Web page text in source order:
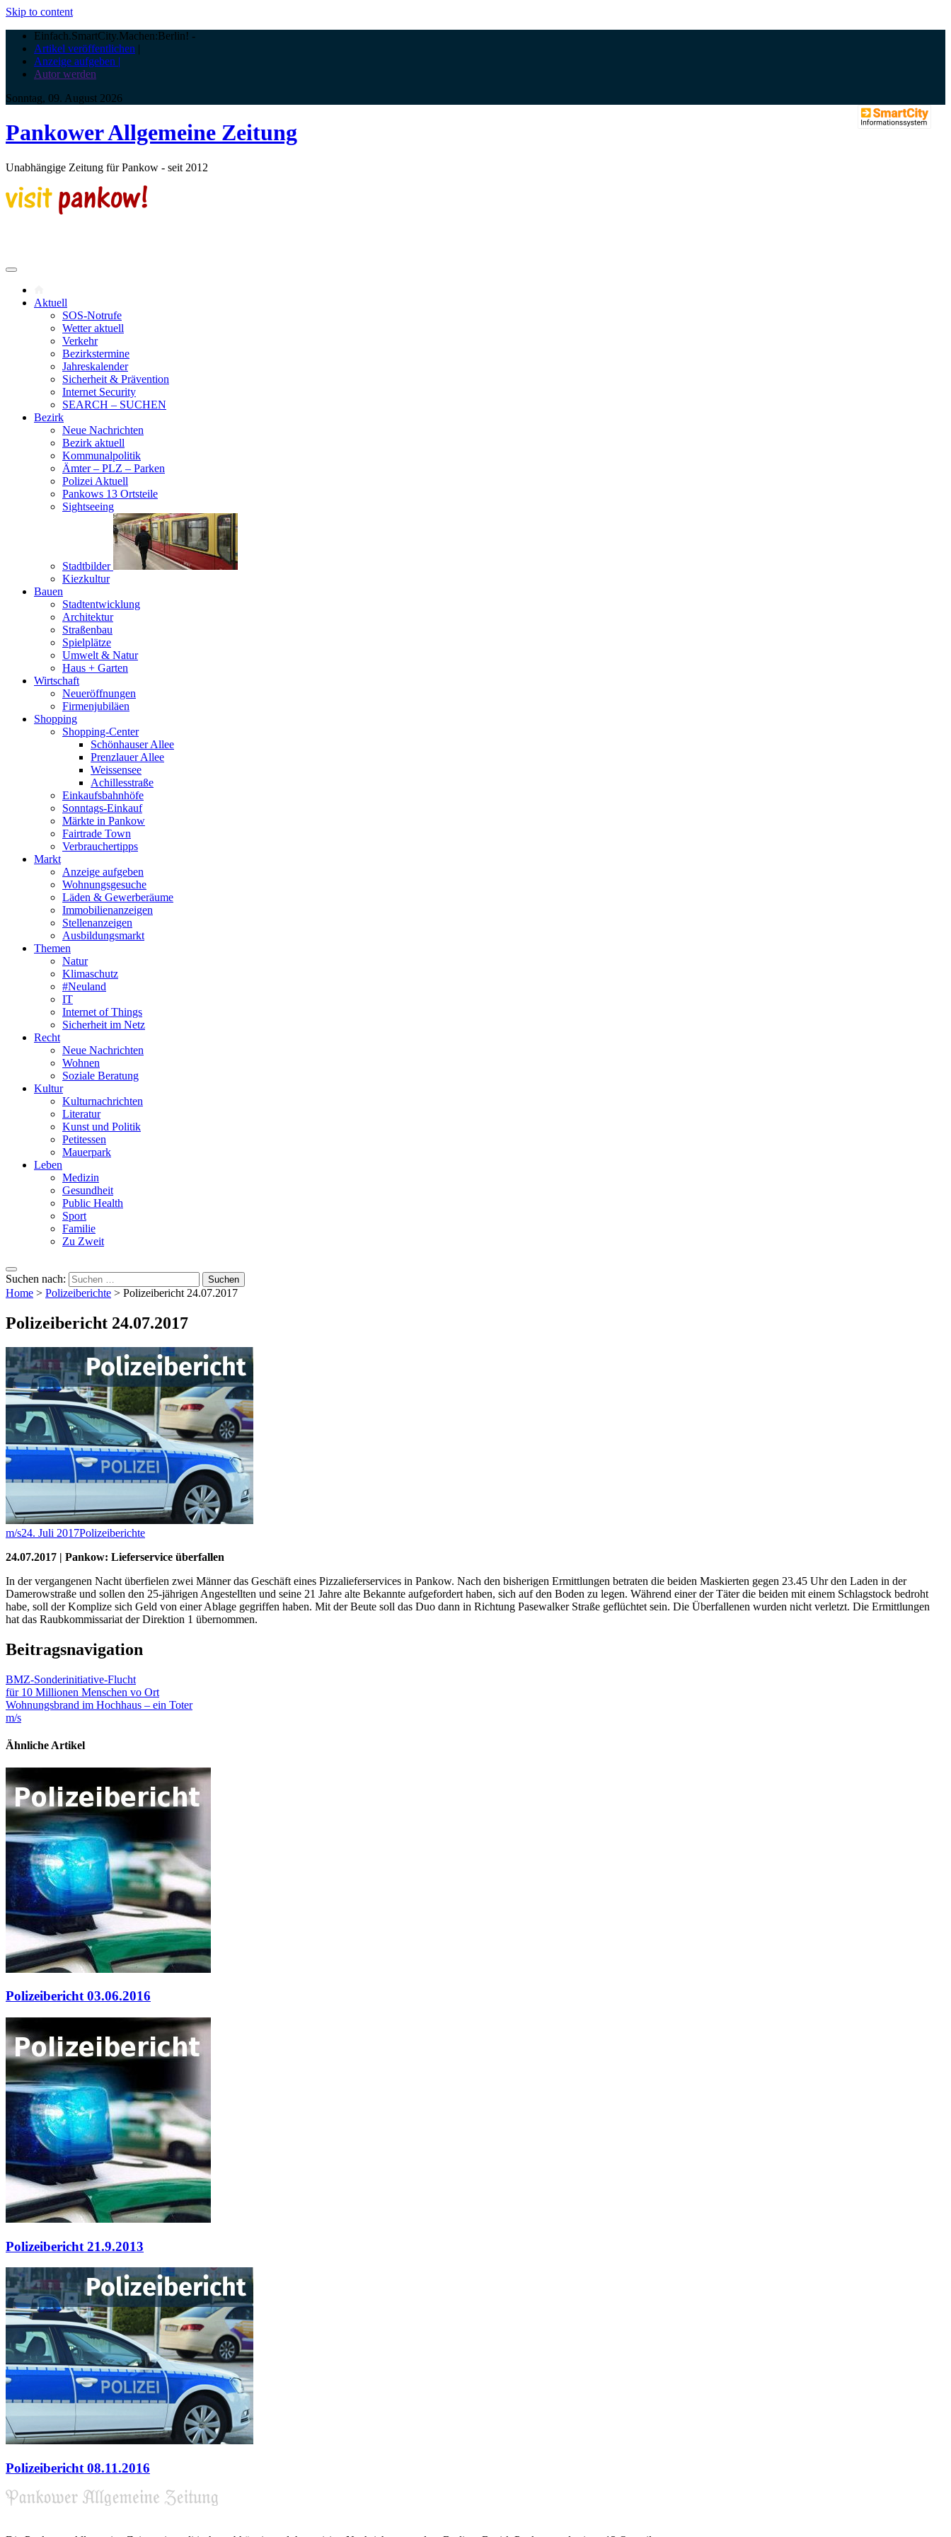
Skip to content
Einfach.SmartCity.Machen:Berlin! -
Artikel veröffentlichen |
Anzeige aufgeben |
Autor werden
Sonntag, 09. August 2026
Pankower Allgemeine Zeitung
Unabhängige Zeitung für Pankow - seit 2012
Aktuell
SOS-Notrufe
Wetter aktuell
Verkehr
Bezirkstermine
Jahreskalender
Sicherheit & Prävention
Internet Security
SEARCH – SUCHEN
Bezirk
Neue Nachrichten
Bezirk aktuell
Kommunalpolitik
Ämter – PLZ – Parken
Polizei Aktuell
Pankows 13 Ortsteile
Sightseeing
Stadtbilder
Kiezkultur
Bauen
Stadtentwicklung
Architektur
Straßenbau
Spielplätze
Umwelt & Natur
Haus + Garten
Wirtschaft
Neueröffnungen
Firmenjubiläen
Shopping
Shopping-Center
Schönhauser Allee
Prenzlauer Allee
Weissensee
Achillesstraße
Einkaufsbahnhöfe
Sonntags-Einkauf
Märkte in Pankow
Fairtrade Town
Verbrauchertipps
Markt
Anzeige aufgeben
Wohnungsgesuche
Läden & Gewerberäume
Immobilienanzeigen
Stellenanzeigen
Ausbildungsmarkt
Themen
Natur
Klimaschutz
#Neuland
IT
Internet of Things
Sicherheit im Netz
Recht
Neue Nachrichten
Wohnen
Soziale Beratung
Kultur
Kulturnachrichten
Literatur
Kunst und Politik
Petitessen
Mauerpark
Leben
Medizin
Gesundheit
Public Health
Sport
Familie
Zu Zweit
Suchen nach:
Home > Polizeiberichte > Polizeibericht 24.07.2017
Polizeibericht 24.07.2017
m/s24. Juli 2017Polizeiberichte
24.07.2017 | Pankow: Lieferservice überfallen
In der vergangenen Nacht überfielen zwei Männer das Geschäft eines Pizzalieferservices in Pankow. Nach den bisherigen Ermittlungen betraten die beiden Maskierten gegen 23.45 Uhr den Laden in der
Damerowstraße und sollen den 25-jährigen Angestellten und seine 21 Jahre alte Bekannte aufgefordert haben, sich auf den Boden zu legen. Während einer der Täter die beiden mit einem Schlagstock bedroht
habe, soll der Komplize sich Geld von einer Ablage gegriffen haben. Mit der Beute soll das Duo dann in Richtung Pasewalker Straße geflüchtet sein. Die Überfallenen wurden nicht verletzt. Die Ermittlungen
hat das Raubkommissariat der Direktion 1 übernommen.
Beitragsnavigation
BMZ-Sonderinitiative-Flucht
für 10 Millionen Menschen vo Ort
Wohnungsbrand im Hochhaus – ein Toter
m/s
Ähnliche Artikel
Polizeibericht 03.06.2016
Polizeibericht 21.9.2013
Polizeibericht 08.11.2016